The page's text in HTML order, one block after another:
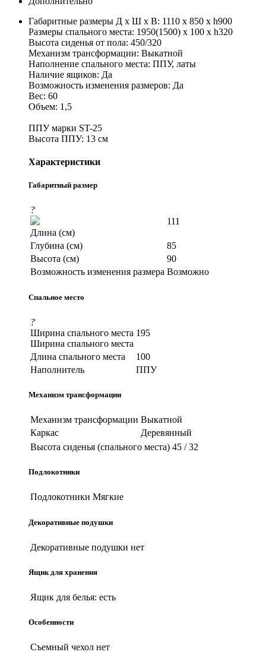
Габаритные размеры Д х Ш х В: 1110 x 850 x h900
Размеры спального места: 1950(1500) x 100 x h320
Высота сиденья от пола: 450/320
Механизм трансформации: Выкатной
Наполнение спального места: ППУ, латы
Наличие ящиков: Да
Возможность изменения размеров: Да
Вес: 60
Объем: 1,5
ППУ марки ST-25
Высота ППУ: 13 см
Характеристики
Габаритный размер
?
Длина (см)
111
Глубина (см)
85
Высота (см)
90
Возможность изменения размера Возможно
Спальное место
?
Ширина спального места
Ширина спального места
195
Длина спального места
100
Наполнитель
ППУ
Механизм трансформации
Механизм трансформации Выкатной
Каркас
Деревянный
Высота сиденья (спального места) 45 / 32
Подлокотники
Подлокотники Мягкие
Декоративные подушки
Декоративные подушки нет
Ящик для хранения
Ящик для белья: есть
Особенности
Съемный чехол нет